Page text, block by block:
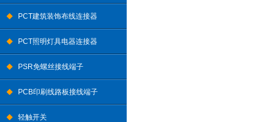
PCT建筑装饰布线连接器
PCT照明灯具电器连接器
PSR免螺丝接线端子
PCB印刷线路板接线端子
轻触开关